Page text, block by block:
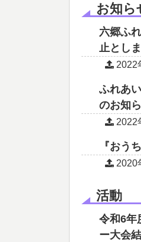
お知ら
六郷ふ
止としま
2022
ふれあ
のお知
2022
『おう
2020
活動
令和6年
ー大会